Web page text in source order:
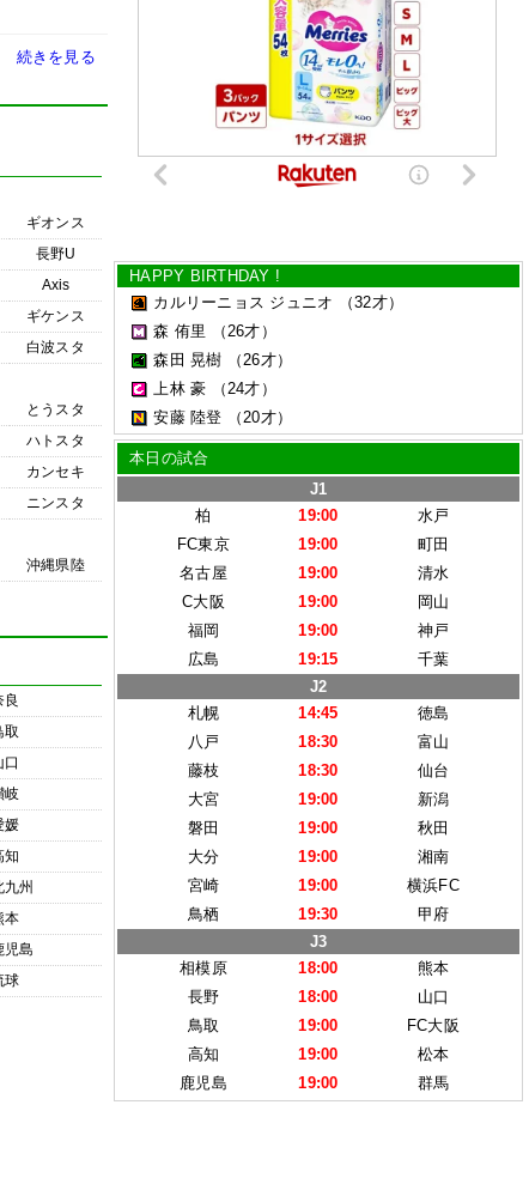
続きを見る
ギオンス
長野U
Axis
ギケンス
白波スタ
とうスタ
ハトスタ
カンセキ
ニンスタ
沖縄県陸
良
取
口
岐
媛
知
九州
本
児島
球
HAPPY BIRTHDAY !
カルリーニョス ジュニオ
（32才）
森 侑里
（26才）
森田 晃樹
（26才）
上林 豪
（24才）
安藤 陸登
（20才）
本日の試合
J1
柏
19:00
水戸
FC東京
19:00
町田
名古屋
19:00
清水
C大阪
19:00
岡山
福岡
19:00
神戸
広島
19:15
千葉
J2
札幌
14:45
徳島
八戸
18:30
富山
藤枝
18:30
仙台
大宮
19:00
新潟
磐田
19:00
秋田
大分
19:00
湘南
宮崎
19:00
横浜FC
鳥栖
19:30
甲府
J3
相模原
18:00
熊本
長野
18:00
山口
鳥取
19:00
FC大阪
高知
19:00
松本
鹿児島
19:00 群馬